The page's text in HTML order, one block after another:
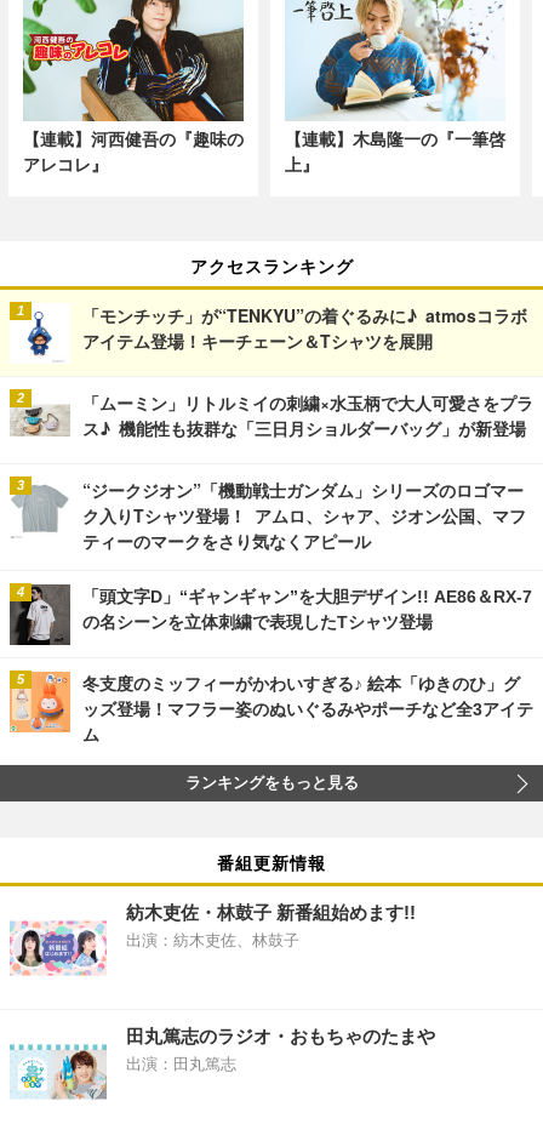
【連載】河西健吾の『趣味の
アレコレ』
【連載】木島隆一の『一筆啓
上』
アクセスランキング
「モンチッチ」が“TENKYU”の着ぐるみに♪ atmosコラボ
アイテム登場！キーチェーン＆Tシャツを展開
「ムーミン」リトルミイの刺繍×水玉柄で大人可愛さをプラ
ス♪ 機能性も抜群な「三日月ショルダーバッグ」が新登場
“ジークジオン”「機動戦士ガンダム」シリーズのロゴマー
ク入りTシャツ登場！ アムロ、シャア、ジオン公国、マフ
ティーのマークをさり気なくアピール
「頭文字D」“ギャンギャン”を大胆デザイン!! AE86＆RX-7
の名シーンを立体刺繍で表現したTシャツ登場
冬支度のミッフィーがかわいすぎる♪ 絵本「ゆきのひ」グ
ッズ登場！マフラー姿のぬいぐるみやポーチなど全3アイテ
ム
ランキングをもっと見る
番組更新情報
紡木吏佐・林鼓子 新番組始めます!!
出演：紡木吏佐、林鼓子
田丸篤志のラジオ・おもちゃのたまや
出演：田丸篤志